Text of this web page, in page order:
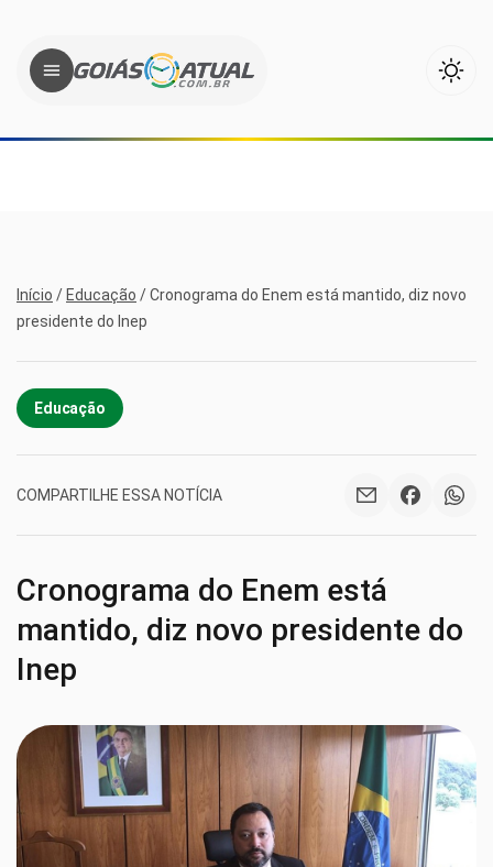
Início / Educação /Cronograma do Enem está mantido, diz novo
presidente do Inep
Educação
COMPARTILHE ESSA NOTÍCIA
Cronograma do Enem está
mantido, diz novo presidente do
Inep